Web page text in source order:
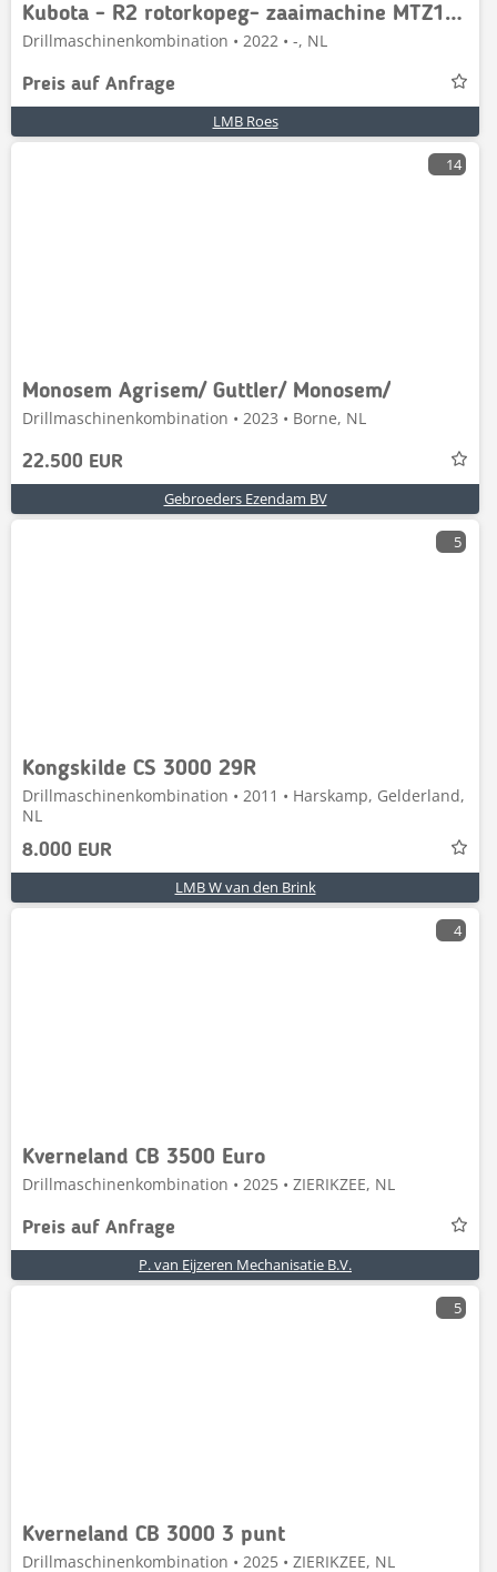
Kubota - R2 rotorkopeg- zaaimachine MTZ135 zaaicombi
Drillmaschinenkombination • 2022 • -, NL
Preis auf Anfrage
LMB Roes
14
Monosem Agrisem/ Guttler/ Monosem/
Drillmaschinenkombination • 2023 • Borne, NL
22.500 EUR
Gebroeders Ezendam BV
5
Kongskilde CS 3000 29R
Drillmaschinenkombination • 2011 • Harskamp, Gelderland,
NL
8.000 EUR
LMB W van den Brink
4
Kverneland CB 3500 Euro
Drillmaschinenkombination • 2025 • ZIERIKZEE, NL
Preis auf Anfrage
P. van Eijzeren Mechanisatie B.V.
5
Kverneland CB 3000 3 punt
Drillmaschinenkombination • 2025 • ZIERIKZEE, NL